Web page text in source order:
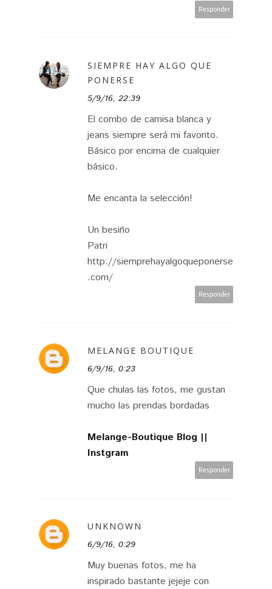
Responder
SIEMPRE HAY ALGO QUE
PONERSE
5/9/16, 22:39
El combo de camisa blanca y
jeans siempre será mi favorito.
Básico por encima de cualquier
básico.
Me encanta la selección!
Un besiño
Patri
http://siemprehayalgoqueponerse
.com/
Responder
MELANGE BOUTIQUE
6/9/16, 0:23
Que chulas las fotos, me gustan
mucho las prendas bordadas
Melange-Boutique Blog ||
Instgram
Responder
UNKNOWN
6/9/16, 0:29
Muy buenas fotos, me ha
inspirado bastante jejeje con